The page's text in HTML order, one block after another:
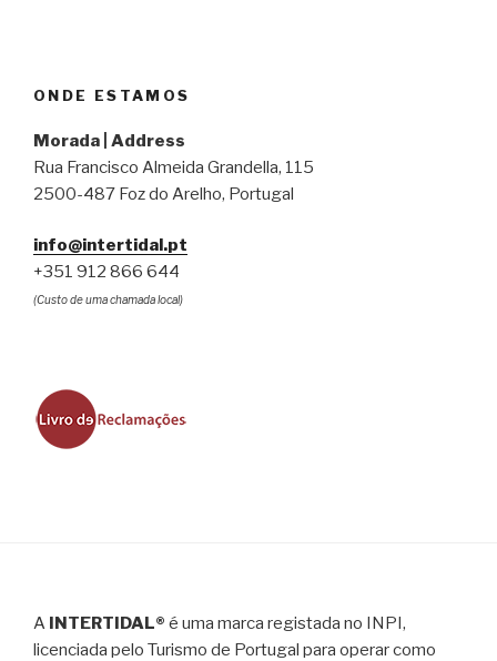
ONDE ESTAMOS
Morada | Address
Rua Francisco Almeida Grandella, 115
2500-487 Foz do Arelho, Portugal
info@intertidal.pt
+351 912 866 644
(Custo de uma chamada local)
A INTERTIDAL® é uma marca registada no INPI,
licenciada pelo Turismo de Portugal para operar como